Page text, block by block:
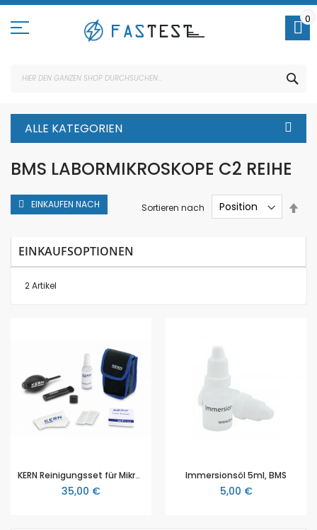
Direkt
Inhalt
0
ALLE KATEGORIEN
BMS LABORMIKROSKOPE C2 REIHE
2Artikel
Sortieren nach
KERN Reinigungsset für Mikroskope (OCS 901), 7 teilig
35,00 €
Immersionsöl 5ml, BMS
5,00 €
EINKAUFEN NACH
EINKAUFSOPTIONEN